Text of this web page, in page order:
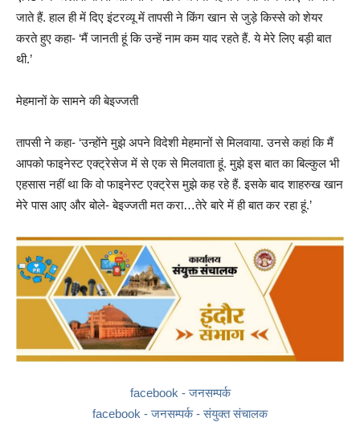
जाते हैं. हाल ही में दिए इंटरव्यू में तापसी ने किंग खान से जुड़े किस्से को शेयर
करते हुए कहा- ‘मैं जानती हूं कि उन्हें नाम कम याद रहते हैं. ये मेरे लिए बड़ी बात
थी.’
मेहमानों के सामने की बेइज्जती
तापसी ने कहा- ‘उन्होंने मुझे अपने विदेशी मेहमानों से मिलवाया. उनसे कहां कि मैं
आपको फाइनेस्ट एक्ट्रेसेज में से एक से मिलवाता हूं. मुझे इस बात का बिल्कुल भी
एहसास नहीं था कि वो फाइनेस्ट एक्ट्रेस मुझे कह रहे हैं. इसके बाद शाहरुख खान
मेरे पास आए और बोले- बेइज्जती मत करा…तेरे बारे में ही बात कर रहा हूं.’
facebook - जनसम्पर्क
facebook - जनसम्पर्क - संयुक्त संचालक